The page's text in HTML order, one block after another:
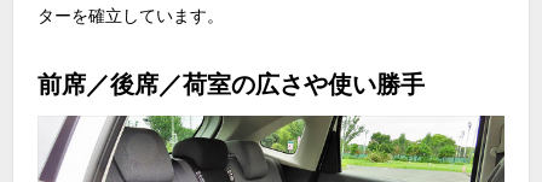
ターを確立しています。
前席／後席／荷室の広さや使い勝手